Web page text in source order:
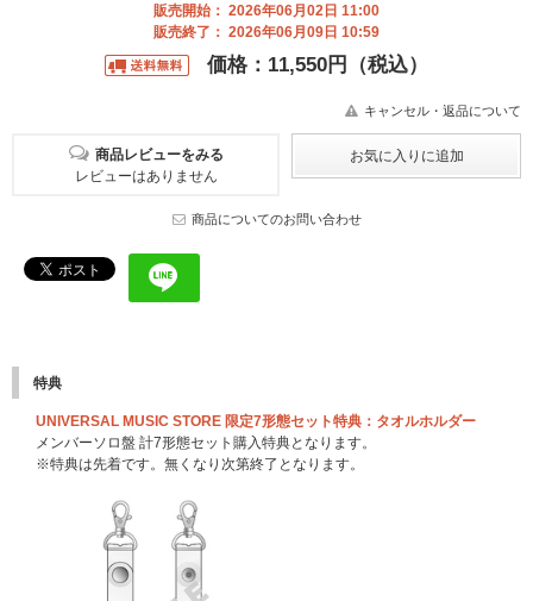
販売開始： 2026年06月02日 11:00
販売終了： 2026年06月09日 10:59
価格：11,550円（税込）
キャンセル・返品について
商品レビューをみる
レビューはありません
商品についてのお問い合わせ
特典
UNIVERSAL MUSIC STORE 限定7形態セット特典：タオルホルダー
メンバーソロ盤 計7形態セット購入特典となります。
※特典は先着です。無くなり次第終了となります。